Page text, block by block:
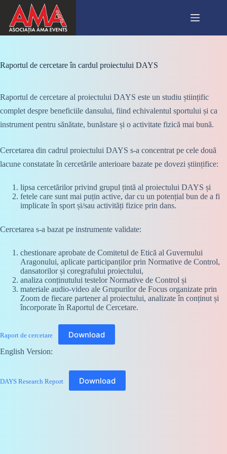
content
Raportul de cercetare în cardul proiectului DAYS
Raportul de cercetare al proiectului DAYS este un studiu științific
complet despre beneficiile dansului, fiind echivalentul sportului și ca
instrument pentru sănătate, bunăstare și o activitate fizică mai bună.
Cercetarea din cadrul proiectului DAYS s-a concentrat pe cele două
lacune constatate în cercetările anterioare bazate pe dovezi științifice:
lipsa cercetărilor privind grupul țintă al proiectului DAYS și
fetele care sunt mai puțin active, dar cu un potențial bun de a fi
implicate în sport și/sau activități fizice prin dans.
Cercetarea s-a bazat pe instrumente validate:
chestionare aprobate de Comitetul de Etică al Guvernului
Aragonului, aplicate participanților prin Normative de Control,
dansatorilor și coregrafului proiectului,
analiza conținutului testelor Normative de Control și
materiale audio-video ale Grupurilor de Focus organizate prin
Zoom de fiecare partener al proiectului, analizate în conținut și
încorporate în Raportul de Cercetare.
Raport de cercetare Download
English Version:
DAYS Research Report Download